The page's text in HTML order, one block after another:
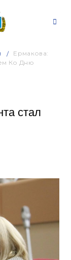
Ермакова:
Ко Дню
стал